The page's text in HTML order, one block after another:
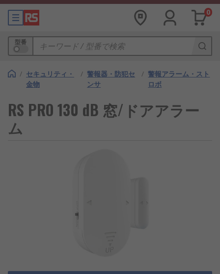
0
型番
/ セキュリティ・
金物
/ 警報器・防犯セ
ンサ
/ 警報アラーム・スト
ロボ
RS PRO 130 dB 窓/ドアアラー
ム